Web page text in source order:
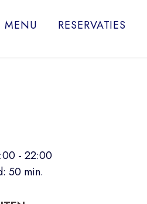
MENU RESERVATIES
- 22:00
50 min.